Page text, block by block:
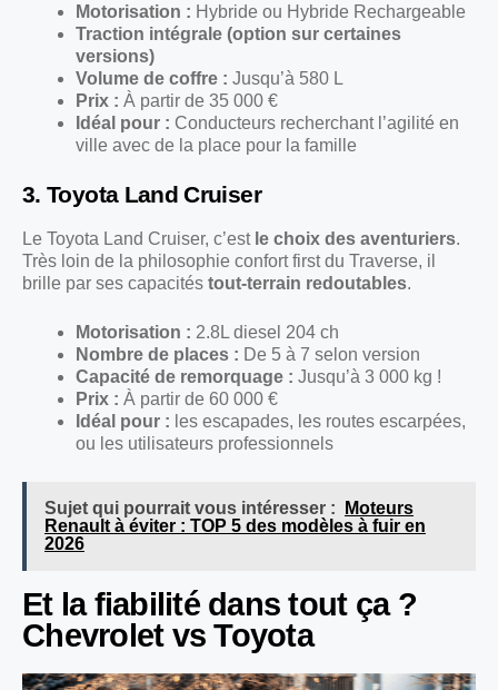
Motorisation : Hybride ou Hybride Rechargeable
Traction intégrale (option sur certaines
versions)
Volume de coffre : Jusqu’à 580 L
Prix : À partir de 35 000 €
Idéal pour : Conducteurs recherchant l’agilité en
ville avec de la place pour la famille
3. Toyota Land Cruiser
Le Toyota Land Cruiser, c’est le choix des aventuriers.
Très loin de la philosophie confort first du Traverse, il
brille par ses capacités tout-terrain redoutables.
Motorisation : 2.8L diesel 204 ch
Nombre de places : De 5 à 7 selon version
Capacité de remorquage : Jusqu’à 3 000 kg !
Prix : À partir de 60 000 €
Idéal pour : les escapades, les routes escarpées,
ou les utilisateurs professionnels
Sujet qui pourrait vous intéresser :
Moteurs
Renault à éviter : TOP 5 des modèles à fuir en
2026
Et la fiabilité dans tout ça ?
Chevrolet vs Toyota